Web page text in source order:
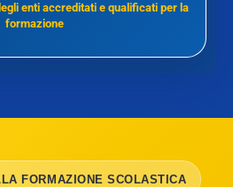
enti accreditati e qualificati per la
formazione
FORMAZIONE SCOLASTICA